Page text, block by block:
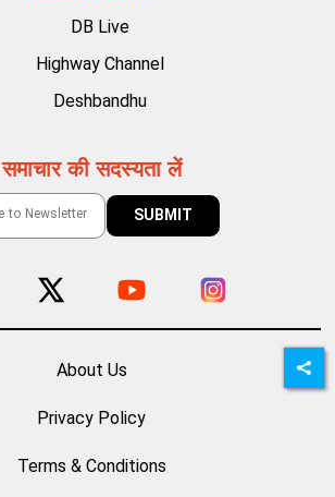
DB Live
Highway Channel
Deshbandhu
समाचार की सदस्यता लें
About Us
Privacy Policy
Terms & Conditions